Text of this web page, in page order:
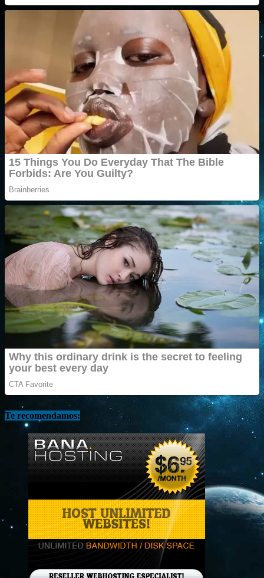
Te recomendamos: